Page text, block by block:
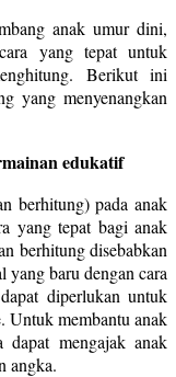
anak umur dini,
yang tepat untuk
Berikut ini
yang menyenangkan
edukatif
berhitung) pada anak
yang tepat bagi anak
berhitung disebabkan
yang baru dengan cara
diperlukan untuk
Untuk membantu anak
dapat mengajak anak
angka.